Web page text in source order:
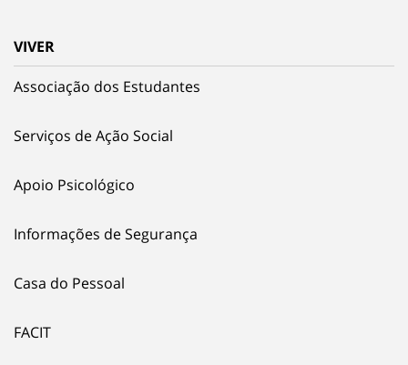
VIVER
Associação dos Estudantes
Serviços de Ação Social
Apoio Psicológico
Informações de Segurança
Casa do Pessoal
FACIT